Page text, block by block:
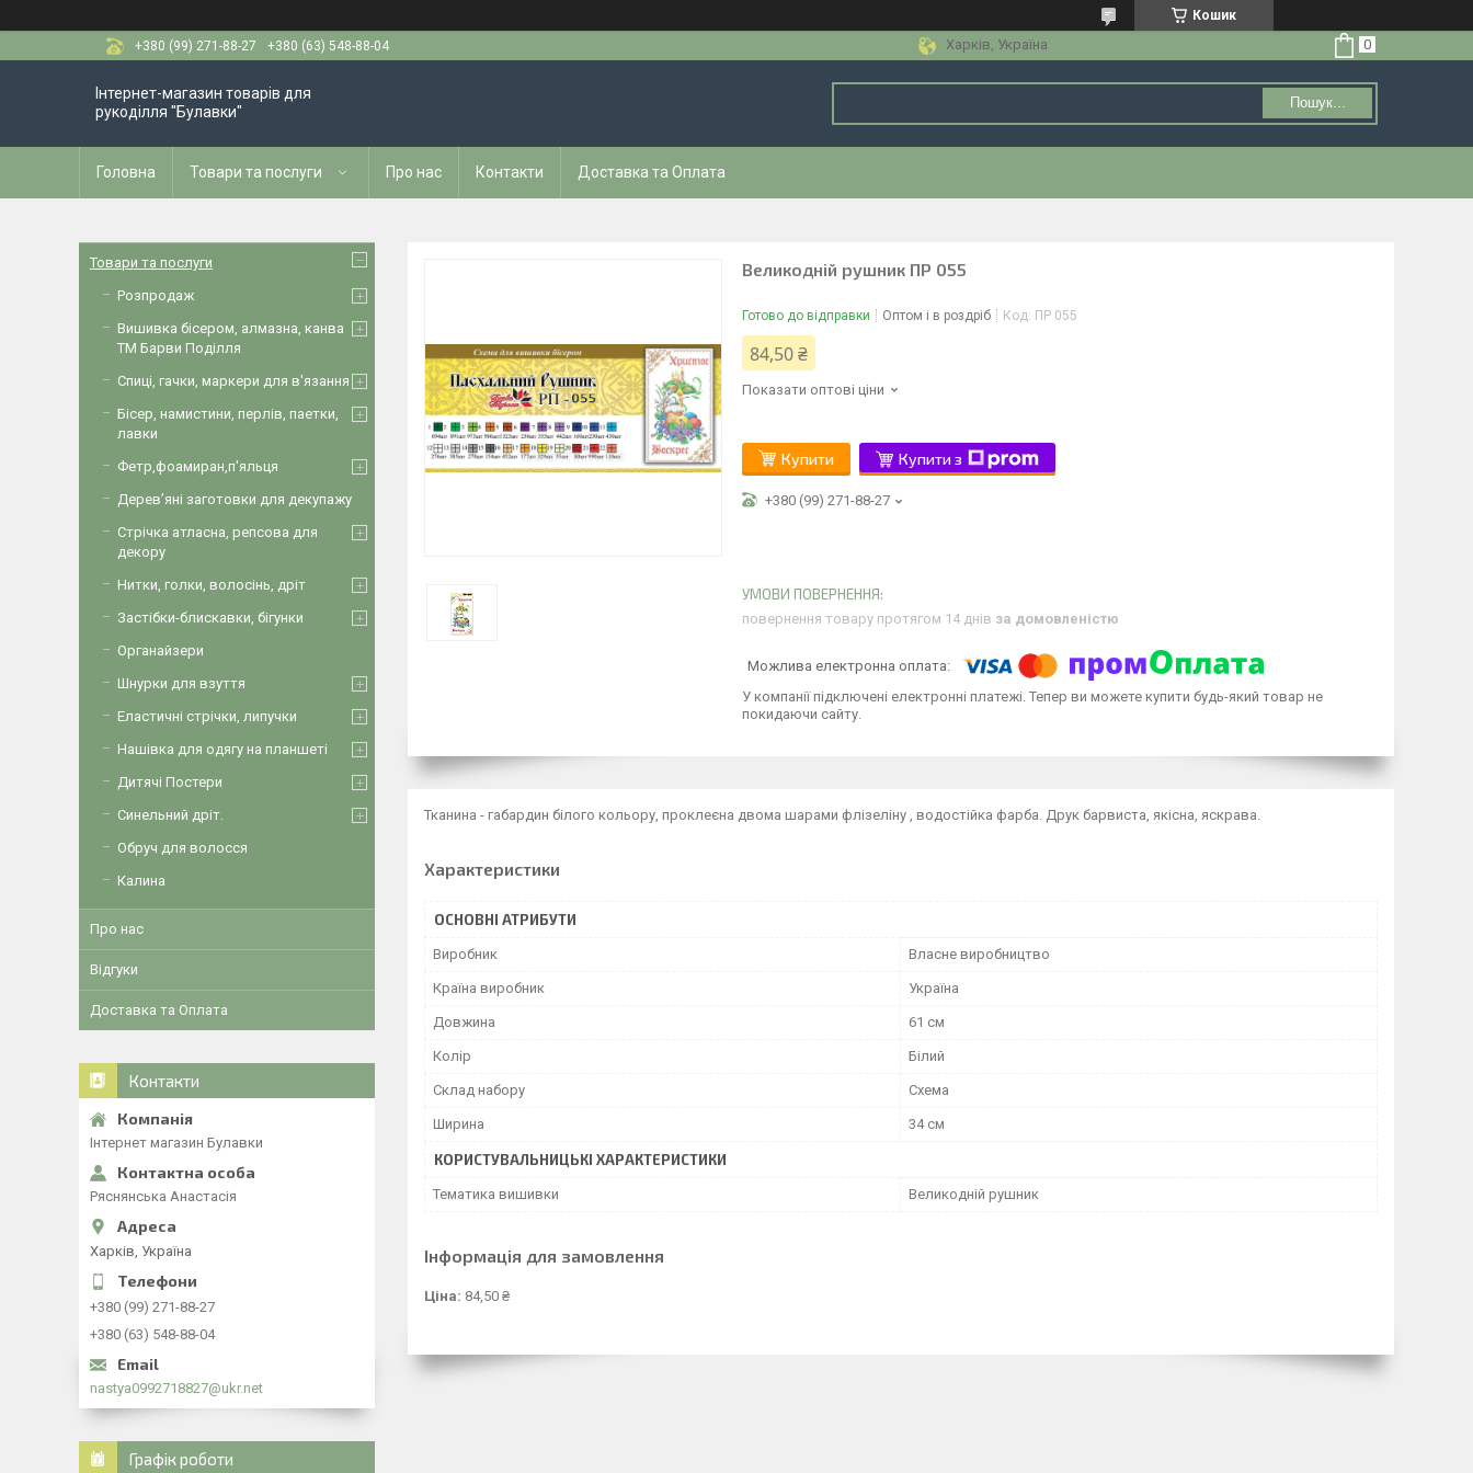
Кошик
+380 (99) 271-88-27
+380 (63) 548-88-04 Харків, Україна
Інтернет-магазин товарів для
рукоділля "Булавки"
Пошук...
Головна Товари та послуги Про нас Контакти Доставка та Оплата
Великодній рушник ПР 055
Готово до відправки Оптом і в роздріб Код: ПР 055
84,50 ₴
Показати оптові ціни
Купити Купити з
+380 (99) 271-88-27
повернення товару протягом 14 днів за домовленістю
У компанії підключені електронні платежі. Тепер ви можете купити будь-який товар не
покидаючи сайту.
Тканина - габардин білого кольору, проклеєна двома шарами флізеліну , водостійка фарба. Друк барвиста, якісна, яскрава.
Характеристики
ОСНОВНІ АТРИБУТИ
Виробник Власне виробництво
Країна виробник Україна
Довжина 61 см
Колір Білий
Склад набору Схема
Ширина 34 см
КОРИСТУВАЛЬНИЦЬКІ ХАРАКТЕРИСТИКИ
Тематика вишивки Великодній рушник
Інформація для замовлення
Ціна: 84,50 ₴
Товари та послуги
Розпродаж
Вишивка бісером, алмазна, канва
ТМ Барви Поділля
Спиці, гачки, маркери для в'язання
Бісер, намистини, перлів, паетки,
лавки
Фетр,фоамиран,п'яльця
Дерев’яні заготовки для декупажу
Стрічка атласна, репсова для
декору
Нитки, голки, волосінь, дріт
Застібки-блискавки, бігунки
Органайзери
Шнурки для взуття
Еластичні стрічки, липучки
Нашівка для одягу на планшеті
Дитячі Постери
Синельний дріт.
Обруч для волосся
Калина
Про нас
Відгуки
Доставка та Оплата
Контакти
Інтернет магазин Булавки
Ряснянська Анастасія
Харків, Україна
+380 (99) 271-88-27
+380 (63) 548-88-04
nastya0992718827@ukr.net
Графік роботи